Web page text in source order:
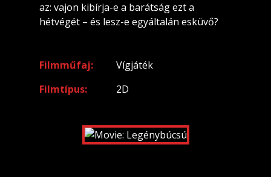
az: vajon kibírja-e a barátság ezt a
hétvégét – és lesz-e egyáltalán esküvő?
Filmműfaj
Vígjáték
Filmtípus
2D